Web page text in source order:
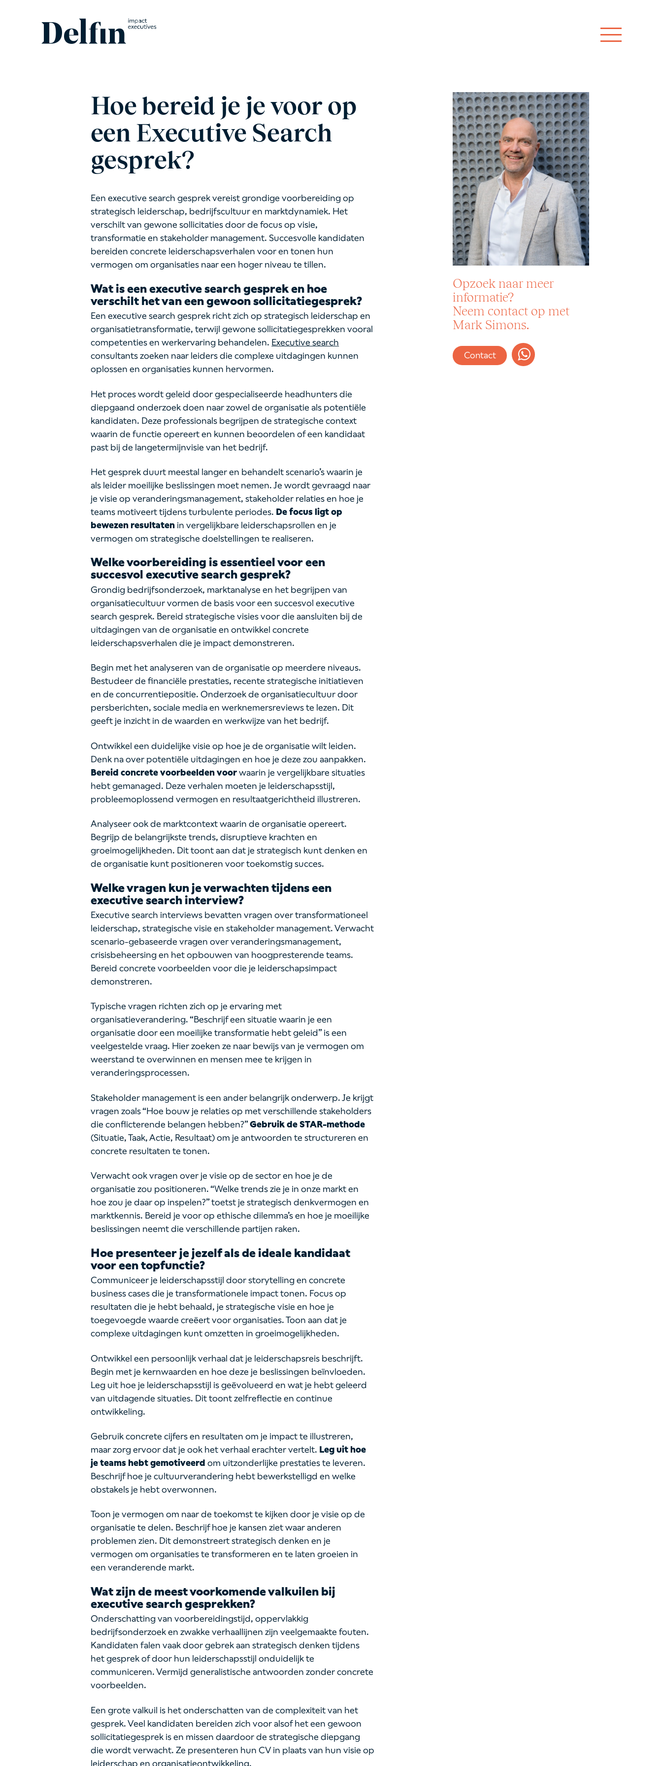
Hoe bereid je je voor op
een Executive Search
gesprek?
Een executive search gesprek vereist grondige voorbereiding op
strategisch leiderschap, bedrijfscultuur en marktdynamiek. Het
verschilt van gewone sollicitaties door de focus op visie,
transformatie en stakeholder management. Succesvolle kandidaten
bereiden concrete leiderschapsverhalen voor en tonen hun
vermogen om organisaties naar een hoger niveau te tillen.
Wat is een executive search gesprek en hoe
verschilt het van een gewoon sollicitatiegesprek?
Een executive search gesprek richt zich op strategisch leiderschap en
organisatietransformatie, terwijl gewone sollicitatiegesprekken vooral
competenties en werkervaring behandelen. Executive search
consultants zoeken naar leiders die complexe uitdagingen kunnen
oplossen en organisaties kunnen hervormen.
Het proces wordt geleid door gespecialiseerde headhunters die
diepgaand onderzoek doen naar zowel de organisatie als potentiële
kandidaten. Deze professionals begrijpen de strategische context
waarin de functie opereert en kunnen beoordelen of een kandidaat
past bij de langetermijnvisie van het bedrijf.
Het gesprek duurt meestal langer en behandelt scenario’s waarin je
als leider moeilijke beslissingen moet nemen. Je wordt gevraagd naar
je visie op veranderingsmanagement, stakeholder relaties en hoe je
teams motiveert tijdens turbulente periodes. De focus ligt op
bewezen resultaten in vergelijkbare leiderschapsrollen en je
vermogen om strategische doelstellingen te realiseren.
Welke voorbereiding is essentieel voor een
succesvol executive search gesprek?
Grondig bedrijfsonderzoek, marktanalyse en het begrijpen van
organisatiecultuur vormen de basis voor een succesvol executive
search gesprek. Bereid strategische visies voor die aansluiten bij de
uitdagingen van de organisatie en ontwikkel concrete
leiderschapsverhalen die je impact demonstreren.
Begin met het analyseren van de organisatie op meerdere niveaus.
Bestudeer de financiële prestaties, recente strategische initiatieven
en de concurrentiepositie. Onderzoek de organisatiecultuur door
persberichten, sociale media en werknemersreviews te lezen. Dit
geeft je inzicht in de waarden en werkwijze van het bedrijf.
Ontwikkel een duidelijke visie op hoe je de organisatie wilt leiden.
Denk na over potentiële uitdagingen en hoe je deze zou aanpakken.
Bereid concrete voorbeelden voorwaarin je vergelijkbare situaties
hebt gemanaged. Deze verhalen moeten je leiderschapsstijl,
probleemoplossend vermogen en resultaatgerichtheid illustreren.
Analyseer ook de marktcontext waarin de organisatie opereert.
Begrijp de belangrijkste trends, disruptieve krachten en
groeimogelijkheden. Dit toont aan dat je strategisch kunt denken en
de organisatie kunt positioneren voor toekomstig succes.
Welke vragen kun je verwachten tijdens een
executive search interview?
Executive search interviews bevatten vragen over transformationeel
leiderschap, strategische visie en stakeholder management. Verwacht
scenario-gebaseerde vragen over veranderingsmanagement,
crisisbeheersing en het opbouwen van hoogpresterende teams.
Bereid concrete voorbeelden voor die je leiderschapsimpact
demonstreren.
Typische vragen richten zich op je ervaring met
organisatieverandering. “Beschrijf een situatie waarin je een
organisatie door een moeilijke transformatie hebt geleid” is een
veelgestelde vraag. Hier zoeken ze naar bewijs van je vermogen om
weerstand te overwinnen en mensen mee te krijgen in
veranderingsprocessen.
Stakeholder management is een ander belangrijk onderwerp. Je krijgt
vragen zoals “Hoe bouw je relaties op met verschillende stakeholders
die conflicterende belangen hebben?”Gebruik de STAR-methode
(Situatie, Taak, Actie, Resultaat) om je antwoorden te structureren en
concrete resultaten te tonen.
Verwacht ook vragen over je visie op de sector en hoe je de
organisatie zou positioneren. “Welke trends zie je in onze markt en
hoe zou je daar op inspelen?” toetst je strategisch denkvermogen en
marktkennis. Bereid je voor op ethische dilemma’s en hoe je moeilijke
beslissingen neemt die verschillende partijen raken.
Hoe presenteer je jezelf als de ideale kandidaat
voor een topfunctie?
Communiceer je leiderschapsstijl door storytelling en concrete
business cases die je transformationele impact tonen. Focus op
resultaten die je hebt behaald, je strategische visie en hoe je
toegevoegde waarde creëert voor organisaties. Toon aan dat je
complexe uitdagingen kunt omzetten in groeimogelijkheden.
Ontwikkel een persoonlijk verhaal dat je leiderschapsreis beschrijft.
Begin met je kernwaarden en hoe deze je beslissingen beïnvloeden.
Leg uit hoe je leiderschapsstijl is geëvolueerd en wat je hebt geleerd
van uitdagende situaties. Dit toont zelfreflectie en continue
ontwikkeling.
Gebruik concrete cijfers en resultaten om je impact te illustreren,
maar zorg ervoor dat je ook het verhaal erachter vertelt. Leg uit hoe
je teams hebt gemotiveerd om uitzonderlijke prestaties te leveren.
Beschrijf hoe je cultuurverandering hebt bewerkstelligd en welke
obstakels je hebt overwonnen.
Toon je vermogen om naar de toekomst te kijken door je visie op de
organisatie te delen. Beschrijf hoe je kansen ziet waar anderen
problemen zien. Dit demonstreert strategisch denken en je
vermogen om organisaties te transformeren en te laten groeien in
een veranderende markt.
Wat zijn de meest voorkomende valkuilen bij
executive search gesprekken?
Onderschatting van voorbereidingstijd, oppervlakkig
bedrijfsonderzoek en zwakke verhaallijnen zijn veelgemaakte fouten.
Kandidaten falen vaak door gebrek aan strategisch denken tijdens
het gesprek of door hun leiderschapsstijl onduidelijk te
communiceren. Vermijd generalistische antwoorden zonder concrete
voorbeelden.
Een grote valkuil is het onderschatten van de complexiteit van het
gesprek. Veel kandidaten bereiden zich voor alsof het een gewoon
sollicitatiegesprek is en missen daardoor de strategische diepgang
die wordt verwacht. Ze presenteren hun CV in plaats van hun visie op
leiderschap en organisatieontwikkeling.
Opzoek naar meer
informatie?
Neem contact op met
Mark Simons.
Contact